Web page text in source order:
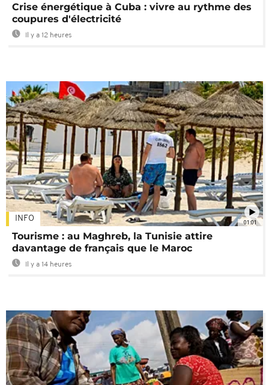
Crise énergétique à Cuba : vivre au rythme des
coupures d'électricité
Il y a 12 heures
01:01
INFO
Tourisme : au Maghreb, la Tunisie attire
davantage de français que le Maroc
Il y a 14 heures